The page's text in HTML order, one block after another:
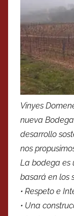
Vinyes
nueva
desarrollo
nos
La bodega es
basará en los
• Respeto e
• Una